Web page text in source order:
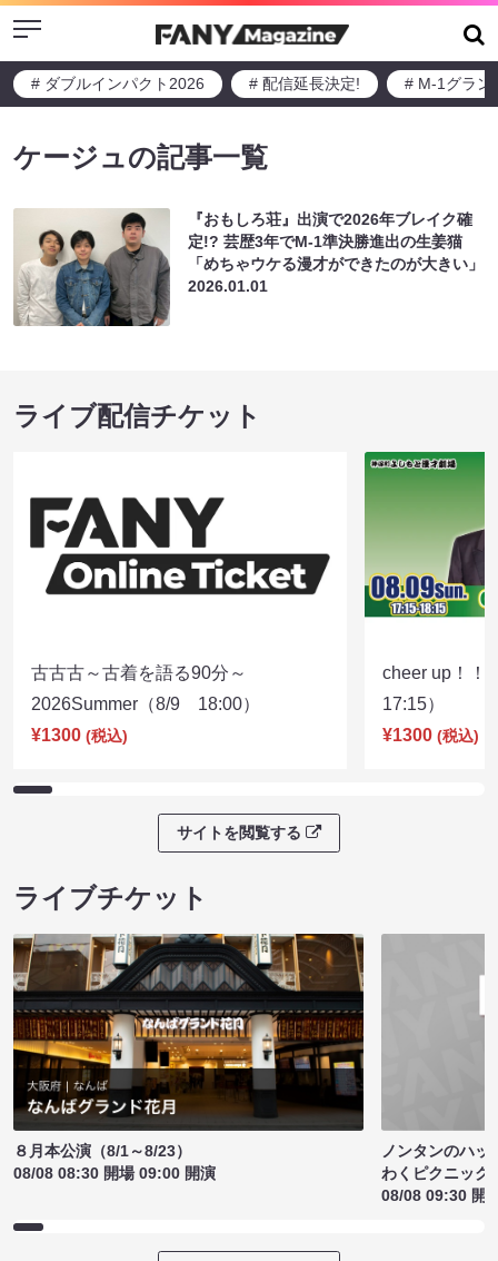
Menu
# ダブルインパクト2026 # 配信延長決定! # M-1グラン
ケージュの記事一覧
『おもしろ荘』出演で2026年ブレイク確
定!? 芸歴3年でM-1準決勝進出の生姜猫
「めちゃウケる漫才ができたのが大きい」
2026.01.01
ライブ配信チケット
古古古～古着を語る90分～
2026Summer（8/9 18:00）
¥1300 (税込)
cheer up！
17:15）
¥1300 (税込)
サイトを閲覧する
ライブチケット
８月本公演（8/1～8/23）
08/08 08:30 開場 09:00 開演
ノンタンのハッ
わくピクニック
08/08 09:30 開